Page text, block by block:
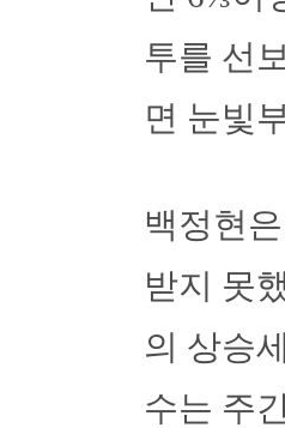
투를 선
면 눈빛
백정현
받지 못
의 상승
수는 주